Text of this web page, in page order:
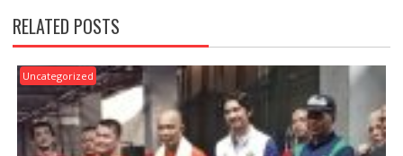
I
G
A
T
O
N
RELATED POSTS
Uncategorized